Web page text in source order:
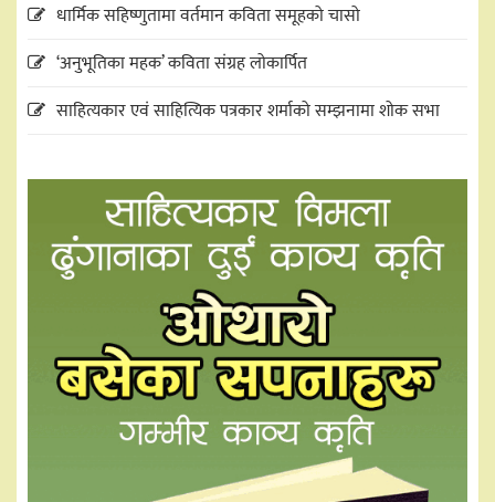
धार्मिक सहिष्णुतामा वर्तमान कविता समूहको चासो
‘अनुभूतिका महक’ कविता संग्रह लोकार्पित
साहित्यकार एवं साहित्यिक पत्रकार शर्माको सम्झनामा शोक सभा